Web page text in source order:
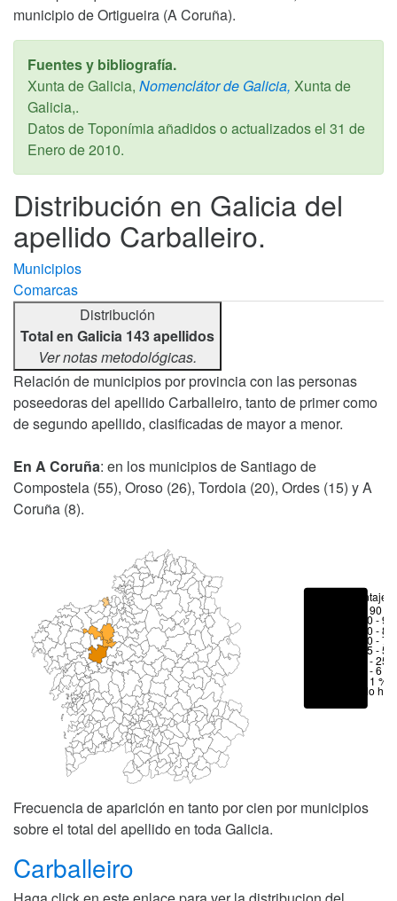
municipio de Ortigueira (A Coruña).
Fuentes y bibliografía.
Xunta de Galicia, Nomenclátor de Galicia, Xunta de
Galicia,.
Datos de Toponímia añadidos o actualizados el 31 de
Enero de 2010.
Distribución en Galicia del
apellido Carballeiro.
Municipios
Comarcas
Distribución
Total en Galicia 143 apellidos
Ver notas metodológicas.
Relación de municipios por provincia con las personas
poseedoras del apellido Carballeiro, tanto de primer como
de segundo apellido, clasificadas de mayor a menor.
En A Coruña: en los municipios de Santiago de
Compostela (55), Oroso (26), Tordoia (20), Ordes (15) y A
Coruña (8).
Porcentajes
> 90 %
80 -
70 -
50 -
25 -
6 - 25
1 - 6 %
< 1 %
No hay
Frecuencia de aparición en tanto por cien por municipios
sobre el total del apellido en toda Galicia.
Carballeiro